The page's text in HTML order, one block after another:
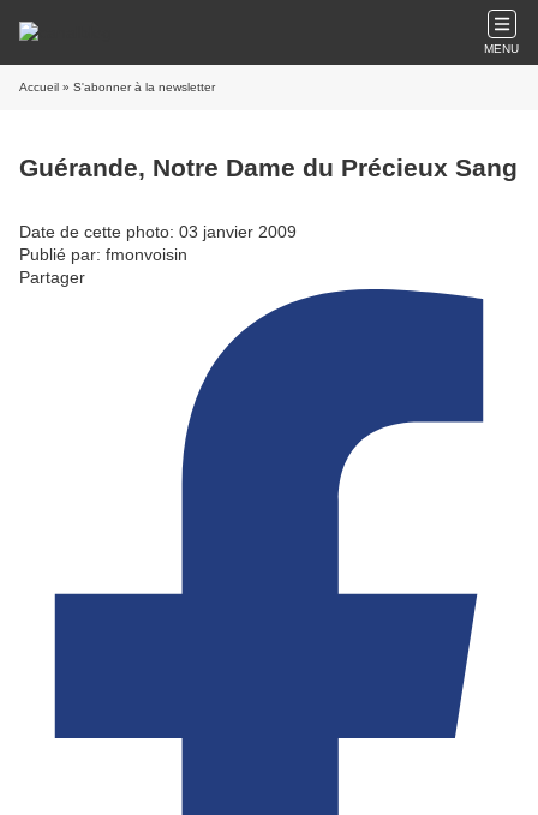
MENU
Accueil » S'abonner à la newsletter
Guérande, Notre Dame du Précieux Sang
Date de cette photo: 03 janvier 2009
Publié par: fmonvoisin
Partager